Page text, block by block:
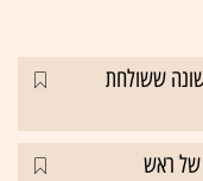
ששולחת
של ראש